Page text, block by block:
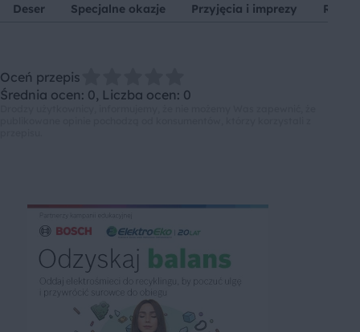
Deser Specjalne okazje Przyjęcia i imprezy
Oceń przepis
Średnia ocen: 0, Liczba ocen: 0